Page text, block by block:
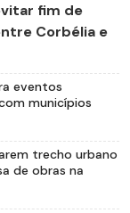
fim de
Corbélia e
eventos
municípios
trecho urbano
de obras na